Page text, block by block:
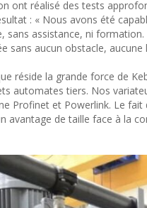
ont réalisé des tests
: « Nous avons été
sans assistance, ni
sans aucun obstacle, aucune
réside la grande force de
automates tiers. Nos
Profinet et Powerlink. Le
avantage de taille face à la